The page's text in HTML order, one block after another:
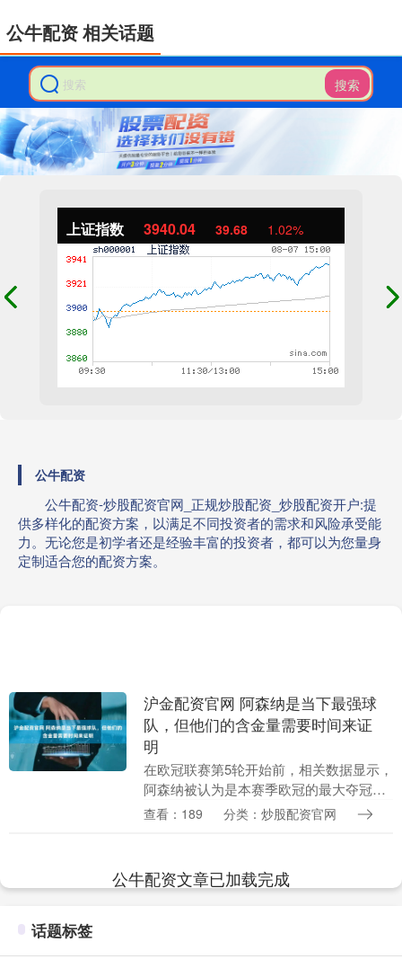
搜索
上证指数 3940.04 39.68 1.02%
公牛配资
公牛配资-炒股配资官网_正规炒股配资_炒股配资开户:提
供多样化的配资方案，以满足不同投资者的需求和风险承受能
力。无论您是初学者还是经验丰富的投资者，都可以为您量身
定制适合您的配资方案。
公牛配资 相关话题
沪金配资官网 阿森纳是当下最强球
队，但他们的含金量需要时间来证
明
在欧冠联赛第5轮开始前，相关数据显示，
阿森纳被认为是本赛季欧冠的最大夺冠热
门，紧随其后的是拜仁慕尼黑。看起来，
查看：189 分类：炒股配资官网
公牛配资文章已加载完成
话题标签